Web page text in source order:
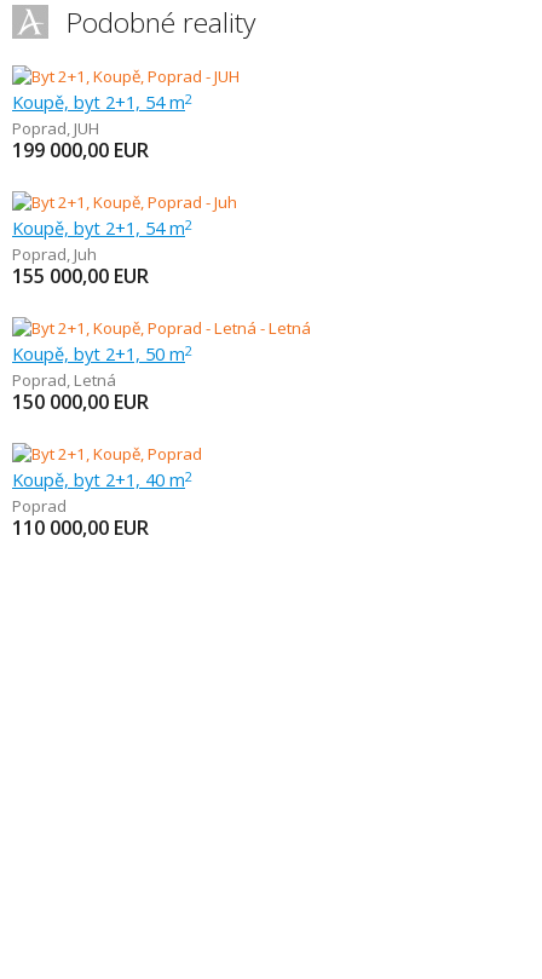
Podobné reality
Koupě, byt 2+1, 54 m2
Poprad, JUH
199 000,00 EUR
Koupě, byt 2+1, 54 m2
Poprad, Juh
155 000,00 EUR
Koupě, byt 2+1, 50 m2
Poprad, Letná
150 000,00 EUR
Koupě, byt 2+1, 40 m2
Poprad
110 000,00 EUR